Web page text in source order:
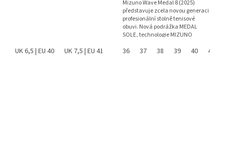
UK 6,5 | EU 40 UK 7,5 | EU 41
Mizuno Wave Medal 8 (2025)
představuje zcela novou generaci
profesionální stolně tenisové
obuvi. Nová podrážka MEDAL
SOLE, technologie MIZUNO
36 37 38 39 40 41